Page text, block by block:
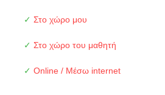
✓ Στο χώρο μου
✓ Στο χώρο του μαθητή
✓ Online / Μέσω internet